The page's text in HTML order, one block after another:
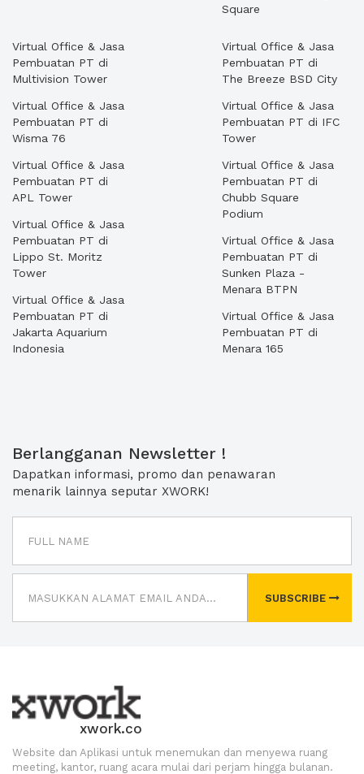
Square
Virtual Office & Jasa
Pembuatan PT di
Multivision Tower
Virtual Office & Jasa
Pembuatan PT di
Wisma 76
Virtual Office & Jasa
Pembuatan PT di
APL Tower
Virtual Office & Jasa
Pembuatan PT di
Lippo St. Moritz
Tower
Virtual Office & Jasa
Pembuatan PT di
Jakarta Aquarium
Indonesia
Virtual Office & Jasa
Pembuatan PT di
The Breeze BSD City
Virtual Office & Jasa
Pembuatan PT di IFC
Tower
Virtual Office & Jasa
Pembuatan PT di
Chubb Square
Podium
Virtual Office & Jasa
Pembuatan PT di
Sunken Plaza -
Menara BTPN
Virtual Office & Jasa
Pembuatan PT di
Menara 165
Berlangganan Newsletter !
Dapatkan informasi, promo dan penawaran
menarik lainnya seputar XWORK!
SUBSCRIBE
xwork.co
Website dan Aplikasi untuk menemukan dan menyewa ruang
meeting, kantor, ruang acara mulai dari perjam hingga bulanan.